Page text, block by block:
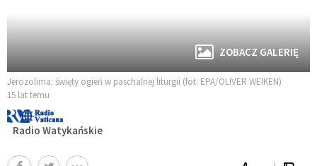
ZOBACZ GALERIĘ
Jerozolima: święty ogień w paschalnej liturgii (fot. EPA/OLIVER WEIKEN)
15 lat temu
Radio Watykańskie